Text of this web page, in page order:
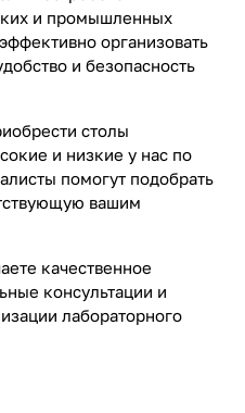
и промышленных
организовать
и безопасность
столы
и низкие у нас по
помогут подобрать
вашим
качественное
консультации и
лабораторного